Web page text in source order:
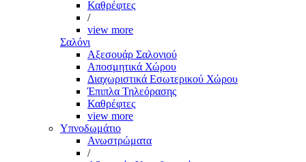
Καθρέφτες
/
view more
Σαλόνι
Αξεσουάρ Σαλονιού
Αποσμητικά Χώρου
Διαχωριστικά Εσωτερικού Χώρου
Έπιπλα Τηλεόρασης
Καθρέφτες
view more
Υπνοδωμάτιο
Ανωστρώματα
/